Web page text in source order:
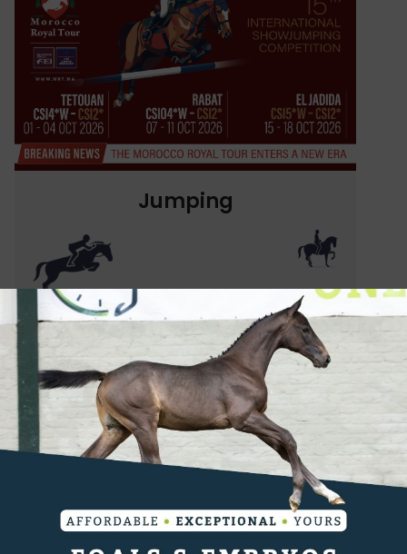
Jumping
Kent Farrington
Richard Vogel
3.
+2
Shane Sweetnam
4.
-1
Scott Brash
5.
-1
Ben Maher
Daniel Bluman
-1
Gilles Thomas
-1
Nina Mallevaey